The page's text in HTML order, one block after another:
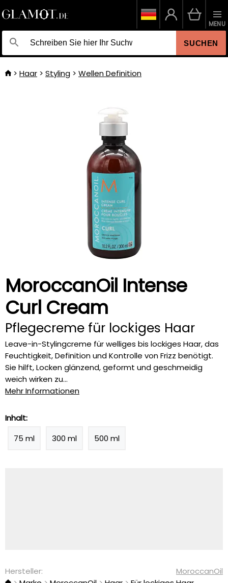
SUCHEN
MENU
Haar Styling Wellen Definition
MoroccanOil Intense
Curl Cream
Pflegecreme für lockiges Haar
Leave-in-Stylingcreme für welliges bis lockiges Haar, das
Feuchtigkeit, Definition und Kontrolle von Frizz benötigt.
Sie hilft, Locken glänzend, geformt und geschmeidig
weich wirken zu...
Mehr Informationen
Inhalt:
75 ml
300 ml 500 ml
Hersteller:
MoroccanOil